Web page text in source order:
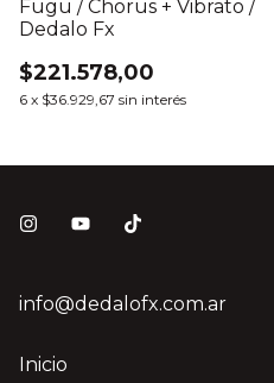
Fugu / Chorus + Vibrato /
Dedalo Fx
$221.578,00
6 x $36.929,67 sin interés
info@dedalofx.com.ar
Inicio